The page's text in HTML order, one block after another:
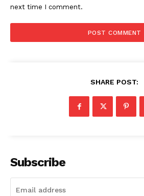
next time I comment.
SHARE POST:
Subscribe